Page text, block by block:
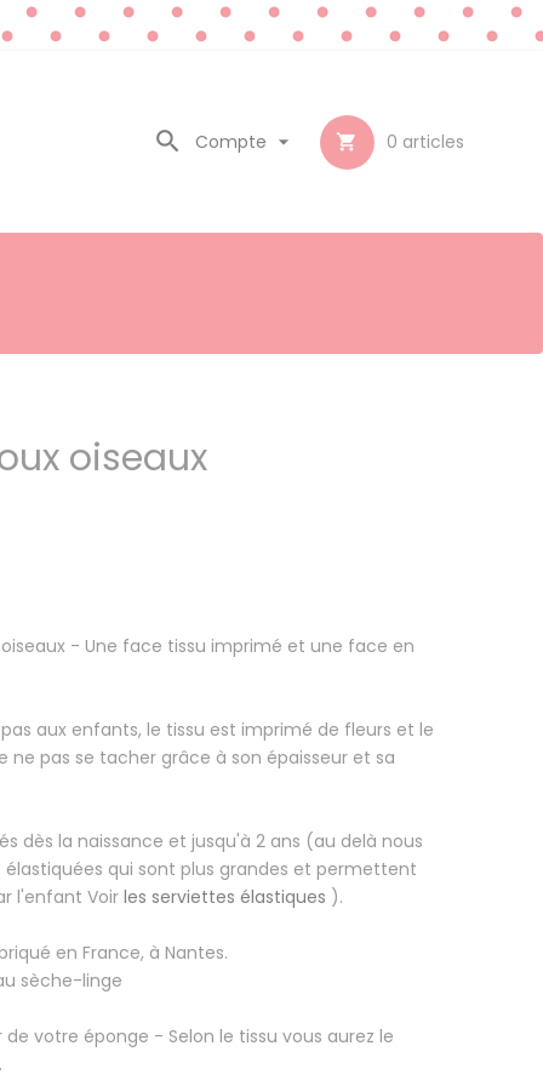
 0 articles
Compte 

oiseaux
- Une face tissu imprimé et une face en
aux enfants, le tissu est imprimé de fleurs et le
ne pas se tacher grâce à son épaisseur et sa
dès la naissance et jusqu'à 2 ans (au delà nous
élastiquées qui sont plus grandes et permettent
l'enfant Voir les serviettes élastiques ).
en France, à Nantes.
sèche-linge
votre éponge - Selon le tissu vous aurez le